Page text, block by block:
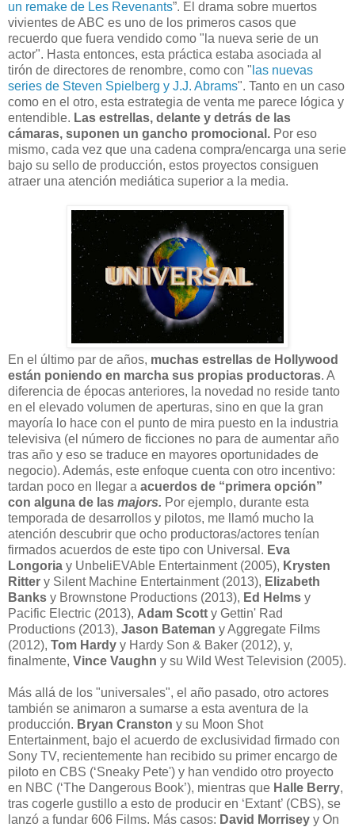
un remake de Les Revenants”. El drama sobre muertos
vivientes de ABC es uno de los primeros casos que
recuerdo que fuera vendido como "la nueva serie de un
actor". Hasta entonces, esta práctica estaba asociada al
tirón de directores de renombre, como con " las nuevas
series de Steven Spielberg y J.J. Abrams". Tanto en un caso
como en el otro, esta estrategia de venta me parece lógica y
entendible. Las estrellas, delante y detrás de las
cámaras, suponen un gancho promocional. Por eso
mismo, cada vez que una cadena compra/encarga una serie
bajo su sello de producción, estos proyectos consiguen
atraer una atención mediática superior a la media.
En el último par de años, muchas estrellas de Hollywood
están poniendo en marcha sus propias productoras. A
diferencia de épocas anteriores, la novedad no reside tanto
en el elevado volumen de aperturas, sino en que la gran
mayoría lo hace con el punto de mira puesto en la industria
televisiva (el número de ficciones no para de aumentar año
tras año y eso se traduce en mayores oportunidades de
negocio). Además, este enfoque cuenta con otro incentivo:
tardan poco en llegar a acuerdos de “primera opción”
con alguna de las majors. Por ejemplo, durante esta
temporada de desarrollos y pilotos, me llamó mucho la
atención descubrir que ocho productoras/actores tenían
firmados acuerdos de este tipo con Universal. Eva
Longoria y UnbeliEVAble Entertainment (2005), Krysten
Ritter y Silent Machine Entertainment (2013), Elizabeth
Banks y Brownstone Productions (2013), Ed Helms y
Pacific Electric (2013), Adam Scott y Gettin' Rad
Productions (2013), Jason Bateman y Aggregate Films
(2012), Tom Hardy y Hardy Son & Baker (2012), y,
finalmente, Vince Vaughn y su Wild West Television (2005).
Más allá de los "universales", el año pasado, otro actores
también se animaron a sumarse a esta aventura de la
producción. Bryan Cranston y su Moon Shot
Entertainment, bajo el acuerdo de exclusividad firmado con
Sony TV, recientemente han recibido su primer encargo de
piloto en CBS (‘Sneaky Pete') y han vendido otro proyecto
en NBC (‘The Dangerous Book’), mientras que Halle Berry,
tras cogerle gustillo a esto de producir en ‘Extant’ (CBS), se
lanzó a fundar 606 Films. Más casos: David Morrisey y On